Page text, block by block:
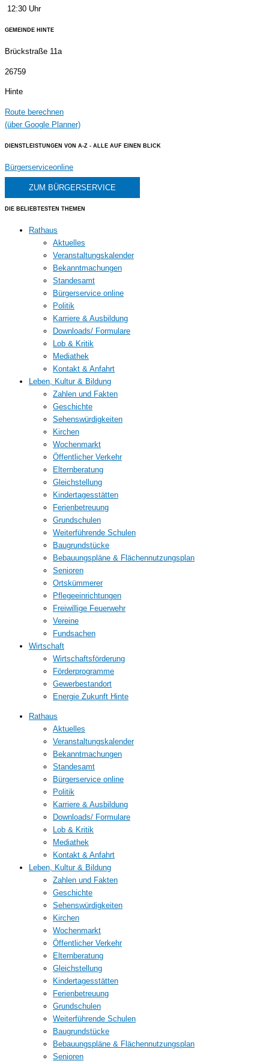
12:30 Uhr
GEMEINDE HINTE
Brückstraße 11a
26759
Hinte
Route berechnen
(über Google Planner)
DIENSTLEISTUNGEN VON A-Z - ALLE AUF EINEN BLICK
Bürgerserviceonline
ZUM BÜRGERSERVICE
DIE BELIEBTESTEN THEMEN
Rathaus
Aktuelles
Veranstaltungskalender
Bekanntmachungen
Standesamt
Bürgerservice online
Politik
Karriere & Ausbildung
Downloads/ Formulare
Lob & Kritik
Mediathek
Kontakt & Anfahrt
Leben, Kultur & Bildung
Zahlen und Fakten
Geschichte
Sehenswürdigkeiten
Kirchen
Wochenmarkt
Öffentlicher Verkehr
Elternberatung
Gleichstellung
Kindertagesstätten
Ferienbetreuung
Grundschulen
Weiterführende Schulen
Baugrundstücke
Bebauungspläne & Flächennutzungsplan
Senioren
Ortskümmerer
Pflegeeinrichtungen
Freiwillige Feuerwehr
Vereine
Fundsachen
Wirtschaft
Wirtschaftsförderung
Förderprogramme
Gewerbestandort
Energie Zukunft Hinte
Rathaus
Aktuelles
Veranstaltungskalender
Bekanntmachungen
Standesamt
Bürgerservice online
Politik
Karriere & Ausbildung
Downloads/ Formulare
Lob & Kritik
Mediathek
Kontakt & Anfahrt
Leben, Kultur & Bildung
Zahlen und Fakten
Geschichte
Sehenswürdigkeiten
Kirchen
Wochenmarkt
Öffentlicher Verkehr
Elternberatung
Gleichstellung
Kindertagesstätten
Ferienbetreuung
Grundschulen
Weiterführende Schulen
Baugrundstücke
Bebauungspläne & Flächennutzungsplan
Senioren